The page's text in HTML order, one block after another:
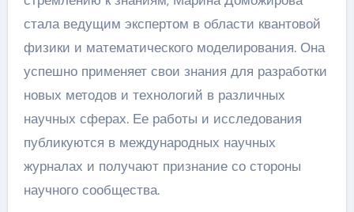
стала ведущим экспертом в области квантовой
физики и математического моделирования. Она
успешно применяет свои знания для разработки
новых методов и технологий в различных
научных сферах. Ее работы и исследования
публикуются в международных научных
журналах и получают признание со стороны
научного сообщества.